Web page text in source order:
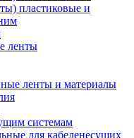
пластиковые и
ленты
ленты и материалы
системам
для кабеленесущих